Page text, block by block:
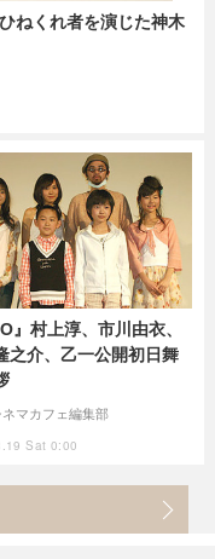
ねくれ者を演じた神木
』村上淳、市川由衣、
之介、乙一公開初日舞
Sat 0:00
ネマカフェ編集部